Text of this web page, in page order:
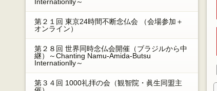
第２１回 東京24時間不断念仏会 （会場参加＋
オンライン）
第２８回 世界同時念仏会開催（ブラジルから中
継）～Chanting Namu-Amida-Butsu
Internationlly～
第３４回 1000礼拝の会（観智院・眞生同盟主